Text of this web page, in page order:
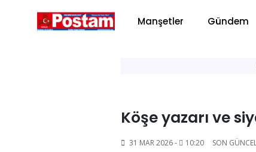
Manşetler Gündem
Köşe yazarı ve
31 MAR 2026 - 10:20 SON